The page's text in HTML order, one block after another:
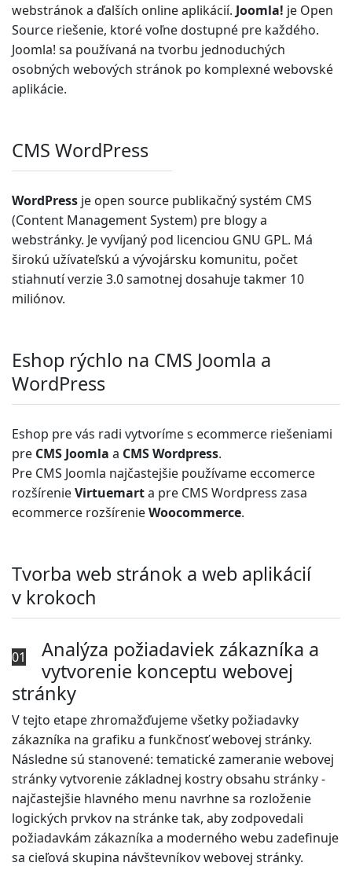
webstránok a ďalších online aplikácií. Joomla! je Open
Source riešenie, ktoré voľne dostupné pre každého.
Joomla! sa používaná na tvorbu jednoduchých
osobných webových stránok po komplexné webovské
aplikácie.
CMS WordPress
WordPress je open source publikačný systém CMS
(Content Management System) pre blogy a
webstránky. Je vyvíjaný pod licenciou GNU GPL. Má
širokú užívateľskú a vývojársku komunitu, počet
stiahnutí verzie 3.0 samotnej dosahuje takmer 10
miliónov.
Eshop rýchlo na CMS Joomla a
WordPress
Eshop pre vás radi vytvoríme s ecommerce riešeniami
pre CMS Joomla a CMS Wordpress.
Pre CMS Joomla najčastejšie používame eccomerce
rozšírenieVirtuemarta pre CMS Wordpress zasa
ecommerce rozšírenieWoocommerce.
Tvorba web stránok a web aplikácií
v krokoch
01
Analýza požiadaviek zákazníka a
vytvorenie konceptu webovej
stránky
V tejto etape zhromažďujeme všetky požiadavky
zákazníka na grafiku a funkčnosť webovej stránky.
Následne sú stanovené: tematické zameranie webovej
stránky vytvorenie základnej kostry obsahu stránky -
najčastejšie hlavného menu navrhne sa rozloženie
logických prvkov na stránke tak, aby zodpovedali
požiadavkám zákazníka a moderného webu zadefinuje
sa cieľová skupina návštevníkov webovej stránky.